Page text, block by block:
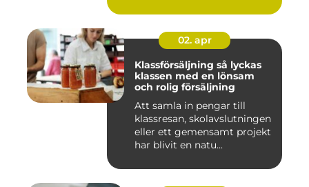
02. apr
Klassförsäljning så lyckas
klassen med en lönsam
och rolig försäljning
Att samla in pengar till
klassresan, skolavslutningen
eller ett gemensamt projekt
har blivit en natu...